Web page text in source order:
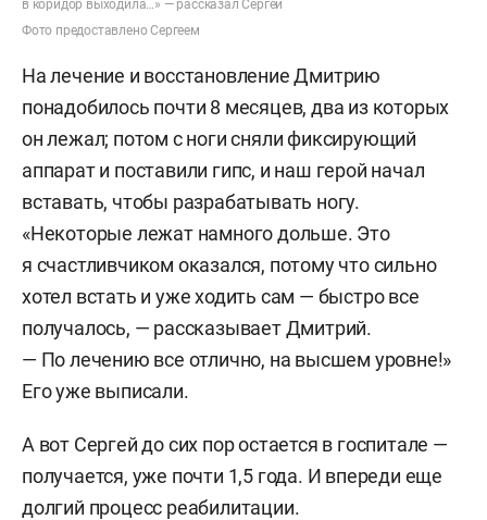
в коридор выходила…» — рассказал Сергей
Фото предоставлено Сергеем
На лечение и восстановление Дмитрию
понадобилось почти 8 месяцев, два из которых
он лежал; потом с ноги сняли фиксирующий
аппарат и поставили гипс, и наш герой начал
вставать, чтобы разрабатывать ногу.
«Некоторые лежат намного дольше. Это
я счастливчиком оказался, потому что сильно
хотел встать и уже ходить сам — быстро все
получалось, — рассказывает Дмитрий.
— По лечению все отлично, на высшем уровне!»
Его уже выписали.
А вот Сергей до сих пор остается в госпитале —
получается, уже почти 1,5 года. И впереди еще
долгий процесс реабилитации.